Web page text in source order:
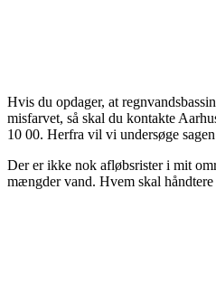
Hvis du opdager, at
misfarvet, så skal du kontakte
10 00. Herfra vil vi undersøge
Der er ikke nok afløbsrister i mit
mængder vand. Hvem skal håndtere